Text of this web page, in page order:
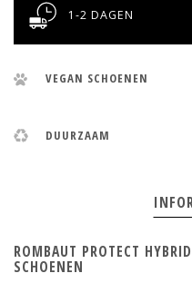
1-2 DAGEN
VEGAN SCHOENEN
DUURZAAM
ROMBAUT PROTECT
SCHOENEN